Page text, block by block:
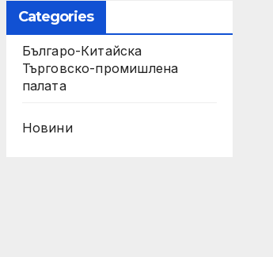
Categories
Българо-Китайска
Търговско-промишлена
палaта
Новини